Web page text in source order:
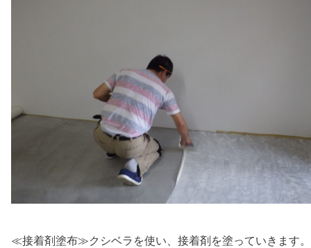
≪接着剤塗布≫クシベラを使い、接着剤を塗っていきます